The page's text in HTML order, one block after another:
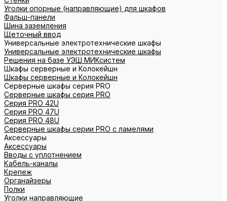
Уголки опорные (направляющие) для шкафов
Фальш-панели
Шина заземления
Щеточный ввод
Универсальные электротехнические шкафы
Универсальные электротехнические шкафы
Решения на базе УЭШ МИКсистем
Шкафы серверные и Колокейшн
Шкафы серверные и Колокейшн
Серверные шкафы серия PRO
Серверные шкафы серия PRO
Серия PRO 42U
Серия PRO 47U
Серия PRO 48U
Серверные шкафы серии PRO с ламелями
Аксессуары
Аксессуары
Вводы с уплотнением
Кабель-каналы
Крепеж
Органайзеры
Полки
Уголки направляющие